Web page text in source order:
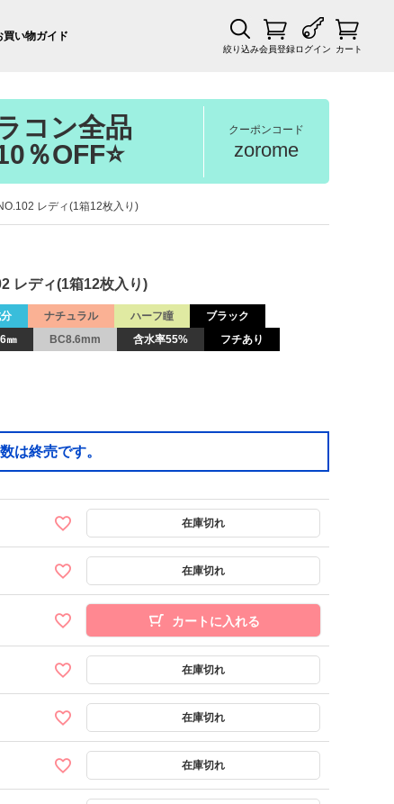
買い物ガイド
絞り込み会員登録ログイン カート
コン全品
％OFF⭐
クーポンコード
zorome
レディ(1箱12枚入り)
レディ(1箱12枚入り)
ナチュラル ハーフ瞳
ブラック
㎜ BC8.6mm 含水率55% フチあり
は終売です。
カートに入れる